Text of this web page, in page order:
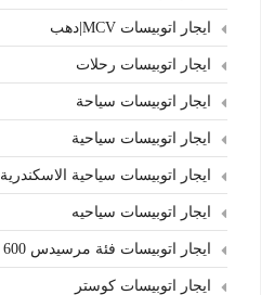
ايجار اتوبيسات MCV|دهب
ايجار اتوبيسات رحلات
ايجار اتوبيسات سياحة
ايجار اتوبيسات سياحية
ايجار اتوبيسات سياحية الاسكندرية
ايجار اتوبيسات سياحيه
ايجار اتوبيسات فئة مرسيدس 600
ايجار اتوبيسات كوستر